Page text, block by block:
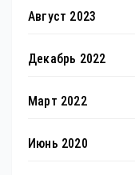
Август 2023
Декабрь 2022
Март 2022
Июнь 2020